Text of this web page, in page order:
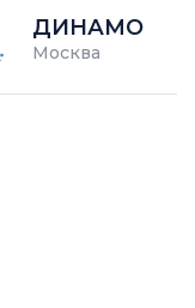
ДИНАМО
Москва